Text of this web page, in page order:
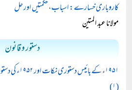
کاروباری خسارے: اسباب، حکمتیں اور حل
مولانا عبد المتین
دستور و قانون
۱۹۵۱ء کے